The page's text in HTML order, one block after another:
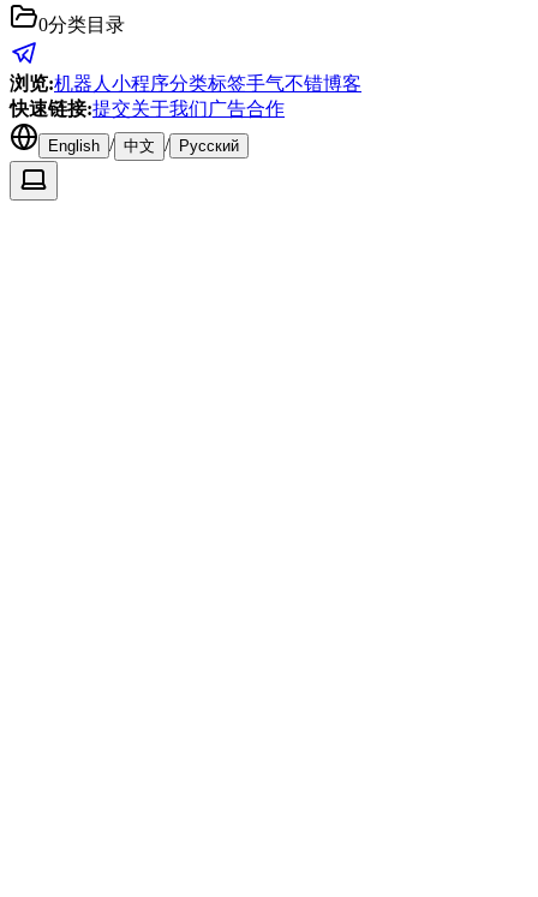
0分类目录
浏览:机器人 小程序分类标签手气不错博客
快速链接:提交关于我们广告合作
English / 中文 / Русский